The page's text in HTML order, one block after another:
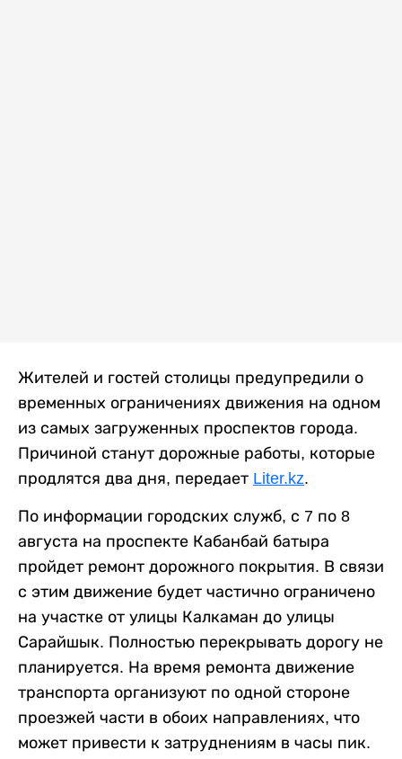
Жителей и гостей столицы предупредили о
временных ограничениях движения на одном
из самых загруженных проспектов города.
Причиной станут дорожные работы, которые
продлятся два дня, передает Liter.kz.
По информации городских служб, с 7 по 8
августа на проспекте Кабанбай батыра
пройдет ремонт дорожного покрытия. В связи
с этим движение будет частично ограничено
на участке от улицы Калкаман до улицы
Сарайшык. Полностью перекрывать дорогу не
планируется. На время ремонта движение
транспорта организуют по одной стороне
проезжей части в обоих направлениях, что
может привести к затруднениям в часы пик.